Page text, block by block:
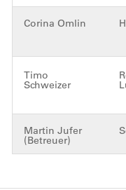
Corina Omlin
Timo
Schweizer
Martin Jufer
(Betreuer)